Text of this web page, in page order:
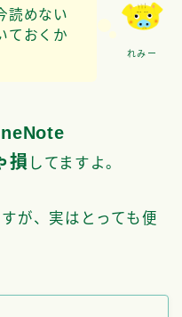
れみー
読めない
ておくか
損 してますよ。
が、実はとっても便